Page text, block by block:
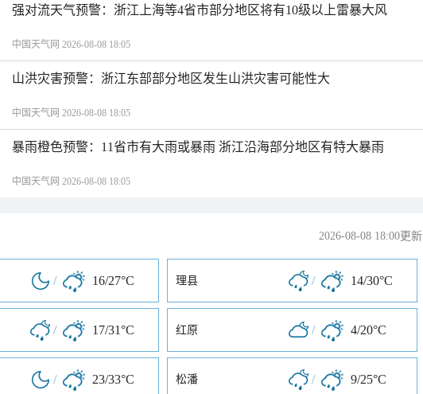
强对流天气预警：浙江上海等4省市部分地区将有10级以上雷暴大风
中国天气网 2026-08-08 18:05
山洪灾害预警：浙江东部部分地区发生山洪灾害可能性大
中国天气网 2026-08-08 18:05
暴雨橙色预警：11省市有大雨或暴雨 浙江沿海部分地区有特大暴雨
中国天气网 2026-08-08 18:05
2026-08-08 18:00更新
/ 16/27°C 理县 / 14/30°C
/ 17/31°C 红原 / 4/20°C
/ 23/33°C 松潘 / 9/25°C